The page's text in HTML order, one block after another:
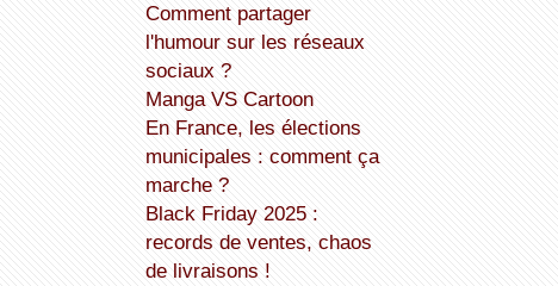
Comment partager
l'humour sur les réseaux
sociaux ?
Manga VS Cartoon
En France, les élections
municipales : comment ça
marche ?
Black Friday 2025 :
records de ventes, chaos
de livraisons !